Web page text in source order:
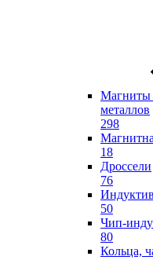
Магниты
металлов
298
18
Дроссели
76
50
Чип-
80
Кольца,